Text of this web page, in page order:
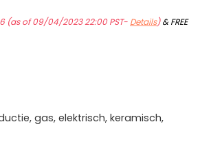
(as of 09/04/2023 22:00 PST- Details)&FREE
gas, elektrisch, keramisch,